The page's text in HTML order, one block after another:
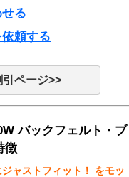
る
頼する
ページ>>
バックフェルト・ブ
徴
ャストフィット！
をモッ